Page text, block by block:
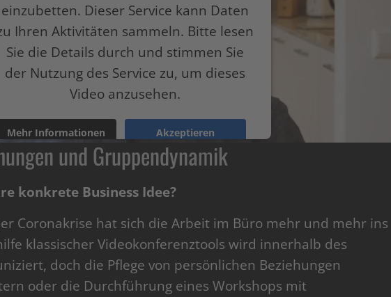
einzubetten. Dieser Service kann Daten
Ihren Aktivitäten sammeln. Bitte lesen
Sie die Details durch und stimmen Sie
der Nutzung des Service zu, um dieses
Video anzusehen.
Mehr Informationen Akzeptieren
powered by Usercentrics Consent Management Platform
und Gruppendynamik
konkrete Business Idee?
Coronakrise hat sich die Arbeit im Büro mehr und mehr ins
klassischer Videokonferenztools wird innerhalb des
doch die Pflege von persönlichen Beziehungen
oder die Durchführung eines Workshops mit